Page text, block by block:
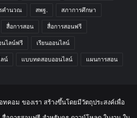
คำนวณ สพฐ. สภาการศึกษา
สื่อการสอน สื่อการสอนฟรี
นไลน์ฟรี เรียนออนไลน์
น์ แบบทดสอบออนไลน์ แผนการสอน
คอม ของเรา สร้างขึ้นโดยมีวัตถุประสงค์เพื่อ